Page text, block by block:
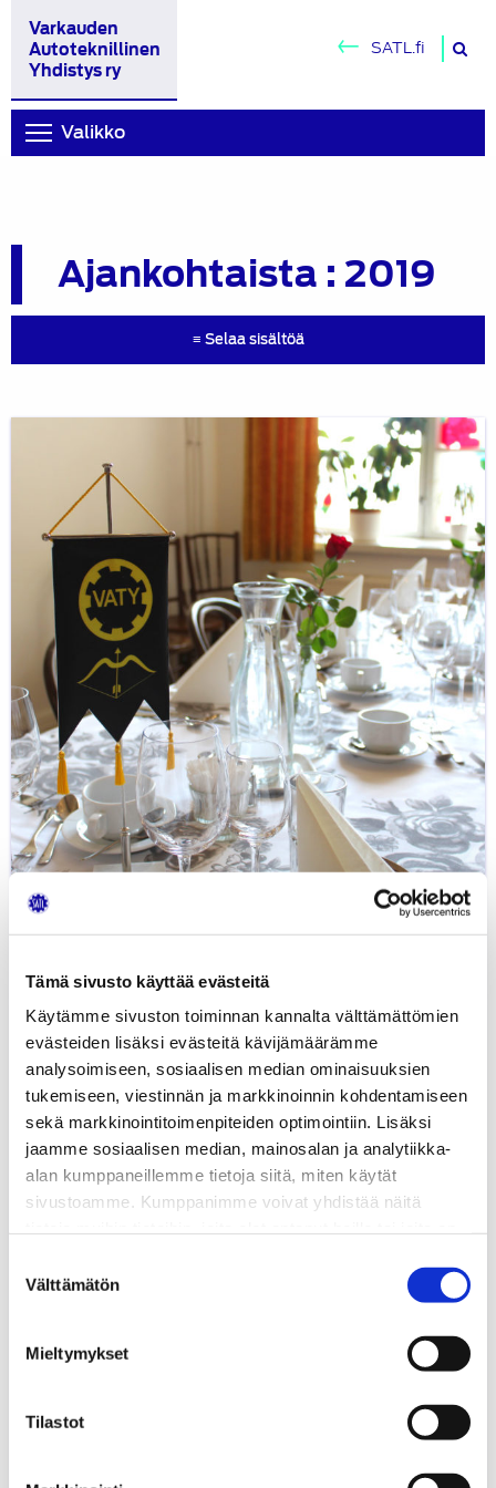
Tämä sivusto käyttää evästeitä
Käytämme sivuston toiminnan kannalta välttämättömien
evästeiden lisäksi evästeitä kävijämäärämme
analysoimiseen, sosiaalisen median ominaisuuksien
tukemiseen, viestinnän ja markkinoinnin kohdentamiseen
sekä markkinointitoimenpiteiden optimointiin. Lisäksi
jaamme sosiaalisen median, mainosalan ja analytiikka-
alan kumppaneillemme tietoja siitä, miten käytät
sivustoamme. Kumppanimme voivat yhdistää näitä
valinta
Välttämätön
Mieltymykset
Tilastot
Varkauden
Autoteknillinen
Yhdistys ry
SATL.fi
Valikko
≡ Selaa sisältöä
Ajankohtaista : 2019
Varkauden Yhdistyksen 70-vuotisjuhla
12.5.2019 UUTISET
vuotisjuhla
Pilkkikisat
paikka
muuttunut!